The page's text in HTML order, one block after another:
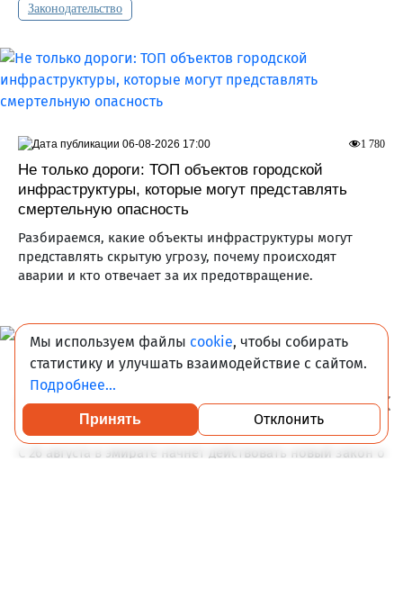
Законодательство
Не только дороги: ТОП объектов городской
инфраструктуры, которые могут представлять
смертельную опасность
Разбираемся, какие объекты инфраструктуры могут
представлять скрытую угрозу, почему происходят
аварии и кто отвечает за их предотвращение.
1 780
06-08-2026 17:00
В Дубае арендаторам запретят пересдавать
квартиры
С 26 августа в эмирате начнет действовать новый закон о
Посмотреть каталог проверенных квартир
Мы используем файлы cookie, чтобы собирать
статистику и улучшать взаимодействие с сайтом.
Подробнее...
Принять Отклонить